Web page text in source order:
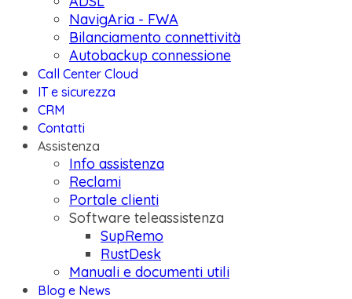
NavigAria - FWA
Bilanciamento connettività
Autobackup connessione
Call Center Cloud
IT e sicurezza
CRM
Contatti
Assistenza
Info assistenza
Reclami
Portale clienti
Software teleassistenza
SupRemo
RustDesk
Manuali e documenti utili
Blog e News